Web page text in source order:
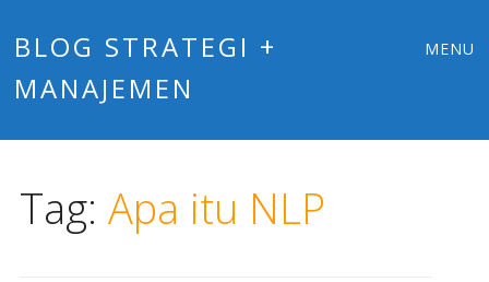
BLOG STRATEGI +
MANAJEMEN
MENU
Tag: Apa itu NLP